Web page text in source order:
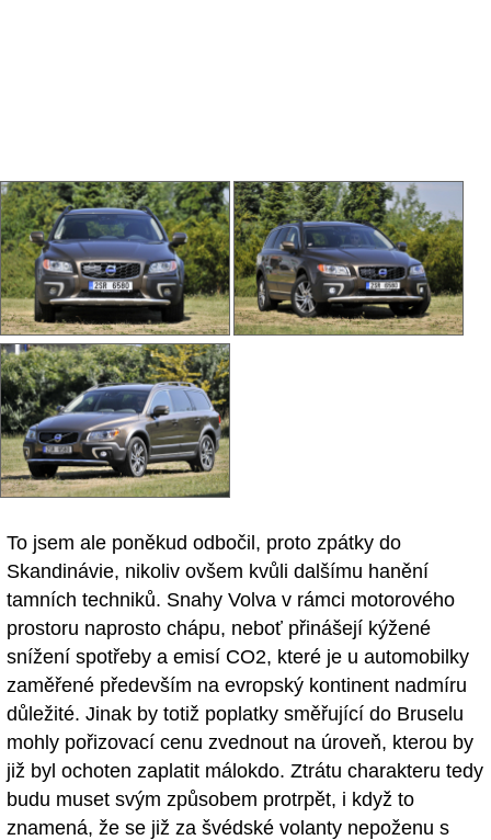
To jsem ale poněkud odbočil, proto zpátky do
Skandinávie, nikoliv ovšem kvůli dalšímu hanění
tamních techniků. Snahy Volva v rámci motorového
prostoru naprosto chápu, neboť přinášejí kýžené
snížení spotřeby a emisí CO2, které je u automobilky
zaměřené především na evropský kontinent nadmíru
důležité. Jinak by totiž poplatky směřující do Bruselu
mohly pořizovací cenu zvednout na úroveň, kterou by
již byl ochoten zaplatit málokdo. Ztrátu charakteru tedy
budu muset svým způsobem protrpět, i když to
znamená, že se již za švédské volanty nepoženu s